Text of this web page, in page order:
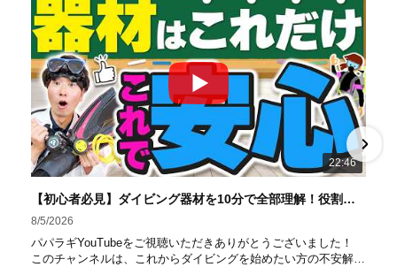
ストラクターは40名ほど。 【初心者からプロレベルま
で！】 年間ファンダイブ開催数は1,000本を超え、初心者の
方でも安心して潜れるような初心者向けツアーを毎週開催
中！ 2021年マリンダイビング大賞
「講習が上手なダ
イビングスクール」部門
「教え方がうまいインストラク
ター」部門
「国内ダイビングサービス伊豆半島エリア」
部門
「国内ダイビングガイド伊豆半島エリア」部門 4冠
達成！ ――――――――――――――――― パパラギダイ
ビングスクール 本店 神奈川県 藤沢市 南藤沢10-4
はコチラ
https://www.papalagi.co.jp/staticpages/index.php/work
22:46
【初心者必見】ダイビング器材を10分で全部理解！役割・使い方をやさしく解説
8/5/2026
パパラギYouTubeをご視聴いただきありがとうございました！
このチャンネルは、これからダイビングを始めたい方の不安解消